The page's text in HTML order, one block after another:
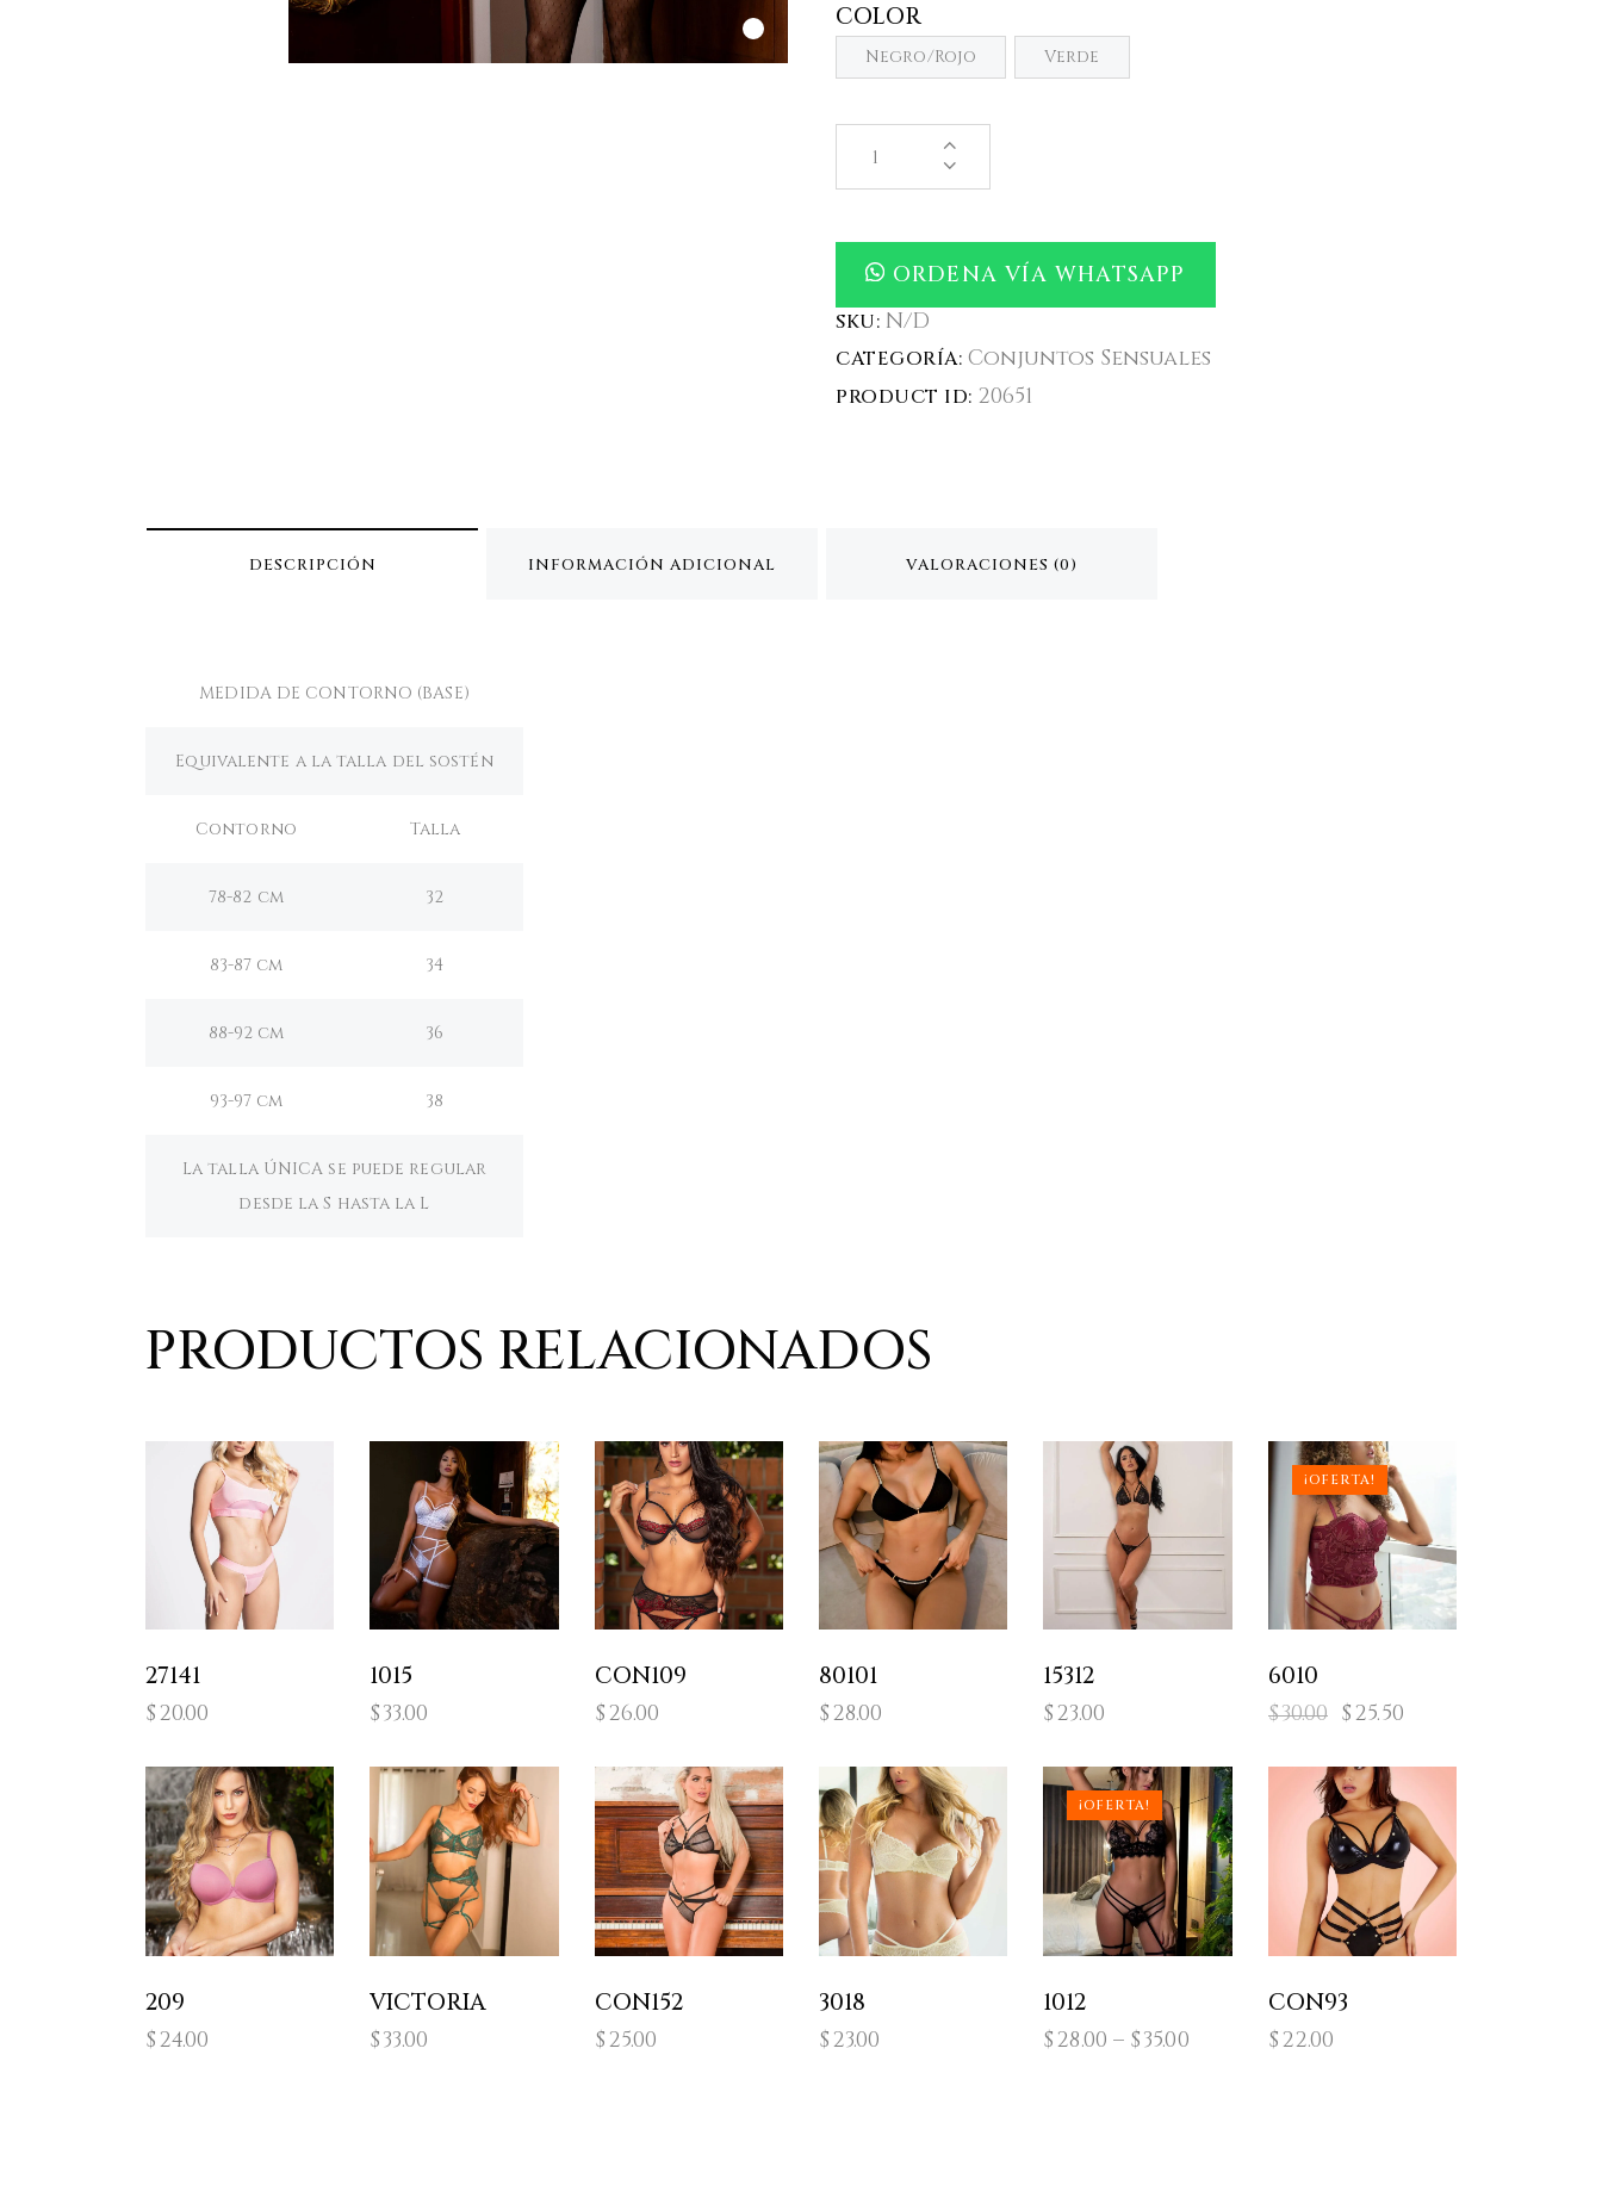
COLOR
Negro/Rojo Verde
ORDENA VÍA WHATSAPP
SKU: N/D
CATEGORÍA: Conjuntos Sensuales
PRODUCT ID: 20651
DESCRIPCIÓN INFORMACIÓN ADICIONAL VALORACIONES (0)
MEDIDA DE CONTORNO (BASE)
Equivalente a la talla del sostén
Contorno Talla
78-82 cm 32
83-87 cm 34
88-92 cm 36
93-97 cm 38
La talla ÚNICA se puede regular
desde la S hasta la L
PRODUCTOS RELACIONADOS
27141
$20.00
1015
$33.00
CON109
$26.00
80101
$28.00
15312
$23.00
¡OFERTA!
6010
$30.00 $25.50
209
$24.00
VICTORIA
$33.00
CON152
$25.00
3018
$23.00
¡OFERTA!
1012
$28.00 – $35.00
CON93
$22.00